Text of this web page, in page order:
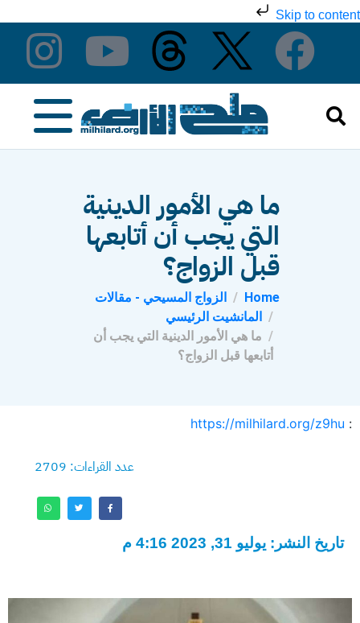
Skip to content
ما هي الأمور الدينية
التي يجب أن أتابعها
قبل الزواج؟
Home
الزواج المسيحي - مقالات
المانشيت الرئيسي
ما هي الأمور الدينية التي يجب أن
أتابعها قبل الزواج؟
:
https://milhilard.org/z9hu
عدد القراءات: 2709
تاريخ النشر: يوليو 31, 2023 4:16 م